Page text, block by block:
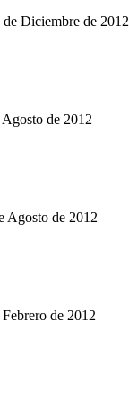
Diciembre de 2012
Agosto de 2012
Agosto de 2012
de 2012